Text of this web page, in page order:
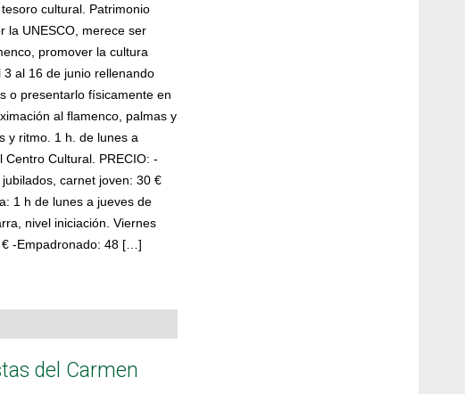
cultural. Patrimonio
la UNESCO, merece ser
promover la cultura
al 16 de junio rellenando
o presentarlo físicamente en
al flamenco, palmas y
y ritmo. 1 h. de lunes a
Cultural. PRECIO: -
carnet joven: 30 €
1 h de lunes a jueves de
nivel iniciación. Viernes
€ -Empadronado: 48 […]
del Carmen